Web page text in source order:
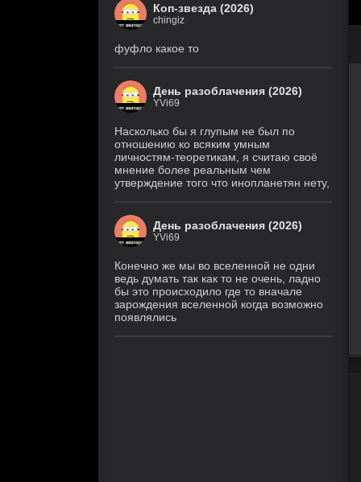
Коп-звезда (2026)
chingiz
фуфло какое то
День разоблачения (2026)
YVi69
Насколько бы я глупым не был по
отношению ко всяким умным
личностям-теоретикам, я считаю своё
мнение более реальным чем
утверждение того что инопланетян нету,
День разоблачения (2026)
YVi69
Конечно же мы во вселенной не одни
ведь думать так как то не очень, ладно
бы это происходило где то вначале
зарождения вселенной когда возможно
появлялись